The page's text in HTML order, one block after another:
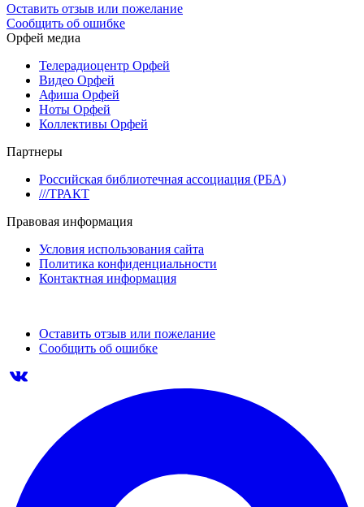
Оставить отзыв или пожелание
Сообщить об ошибке
Орфей медиа
Телерадиоцентр Орфей
Видео Орфей
Афиша Орфей
Ноты Орфей
Коллективы Орфей
Партнеры
Российская библиотечная ассоциация (РБА)
///ТРАКТ
Правовая информация
Условия использования сайта
Политика конфиденциальности
Контактная информация
Оставить отзыв или пожелание
Сообщить об ошибке